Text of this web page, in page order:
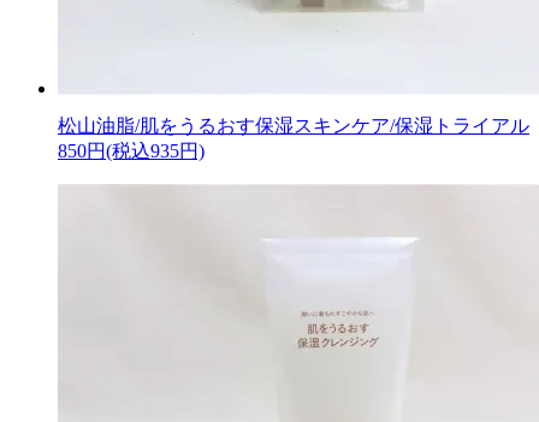
松山油脂/肌をうるおす保湿スキンケア/保湿トライアル
850円(税込935円)